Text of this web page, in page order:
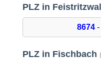
PLZ in
8674 -
PLZ in Fischbach